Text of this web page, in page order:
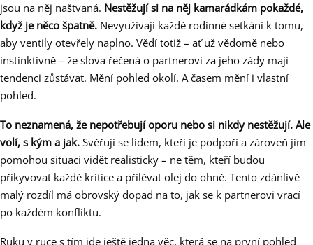
jsou na něj naštvaná. Nestěžují si na něj kamarádkám pokaždé,
když je něco špatně. Nevyužívají každé rodinné setkání k tomu,
aby ventily otevřely naplno. Vědí totiž – ať už vědomě nebo
instinktivně – že slova řečená o partnerovi za jeho zády mají
tendenci zůstávat. Mění pohled okolí. A časem mění i vlastní
pohled.
To neznamená, že nepotřebují oporu nebo si nikdy nestěžují. Ale
volí, s kým a jak. Svěřují se lidem, kteří je podpoří a zároveň jim
pomohou situaci vidět realisticky – ne těm, kteří budou
přikyvovat každé kritice a přilévat olej do ohně. Tento zdánlivě
malý rozdíl má obrovský dopad na to, jak se k partnerovi vrací
po každém konfliktu.
Ruku v ruce s tím jde ještě jedna věc, která se na první pohled